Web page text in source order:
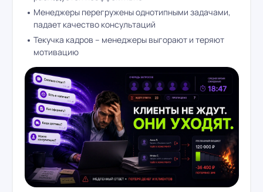
Менеджеры перегружены однотипными задачами,
падает качество консультаций
Текучка кадров – менеджеры выгорают и теряют
мотивацию